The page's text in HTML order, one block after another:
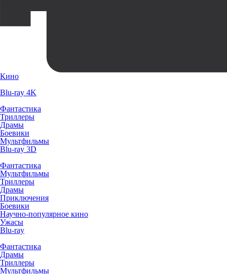
Кино
Blu-ray 4K
Фантастика
Триллеры
Драмы
Боевики
Мультфильмы
Blu-ray 3D
Фантастика
Мультфильмы
Триллеры
Драмы
Приключения
Боевики
Научно-популярное кино
Ужасы
Blu-ray
Фантастика
Драмы
Триллеры
Мультфильмы